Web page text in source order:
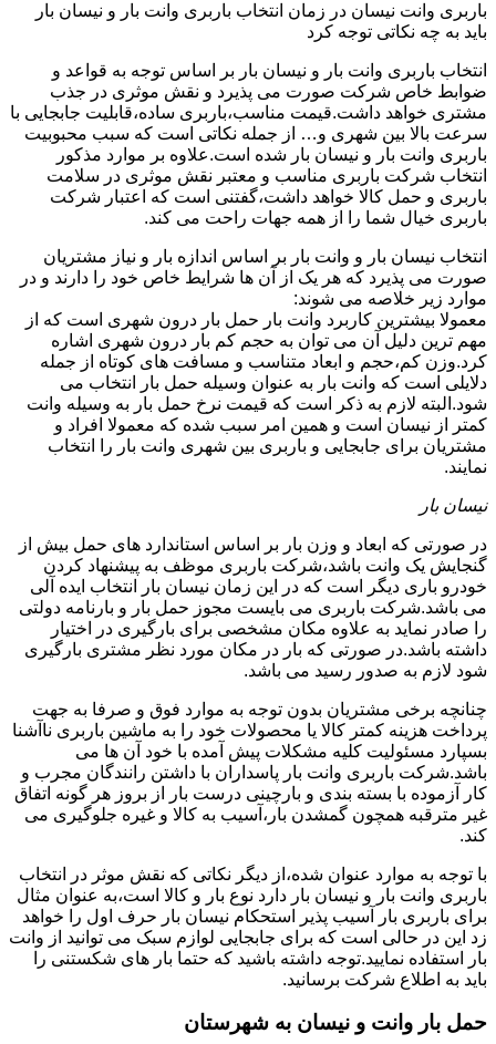
باربری وانت نیسان در زمان انتخاب باربری وانت بار و نیسان بار
باید به چه نکاتی توجه کرد
انتخاب باربری وانت بار و نیسان بار بر اساس توجه به قواعد و
ضوابط خاص شرکت صورت می پذیرد و نقش موثری در جذب
مشتری خواهد داشت.قیمت مناسب،باربری ساده،قابلیت جابجایی با
سرعت بالا بین شهری و… از جمله نکاتی است که سبب محبوبیت
باربری وانت بار و نیسان بار شده است.علاوه بر موارد مذکور
انتخاب شرکت باربری مناسب و معتبر نقش موثری در سلامت
باربری و حمل کالا خواهد داشت،گفتنی است که اعتبار شرکت
باربری خیال شما را از همه جهات راحت می کند.
انتخاب نیسان بار و وانت بار بر اساس اندازه بار و نیاز مشتریان
صورت می پذیرد که هر یک از آن ها شرایط خاص خود را دارند و در
موارد زیر خلاصه می شوند:
معمولا بیشترین کاربرد وانت بار حمل بار درون شهری است که از
مهم ترین دلیل آن می توان به حجم کم بار درون شهری اشاره
کرد.وزن کم،حجم و ابعاد متناسب و مسافت های کوتاه از جمله
دلایلی است که وانت بار به عنوان وسیله حمل بار انتخاب می
شود.البته لازم به ذکر است که قیمت نرخ حمل بار به وسیله وانت
کمتر از نیسان است و همین امر سبب شده که معمولا افراد و
مشتریان برای جابجایی و باربری بین شهری وانت بار را انتخاب
نمایند.
نیسان بار
در صورتی که ابعاد و وزن بار بر اساس استاندارد های حمل بیش از
گنجایش یک وانت باشد،شرکت باربری موظف به پیشنهاد کردن
خودرو باری دیگر است که در این زمان نیسان بار انتخاب ایده آلی
می باشد.شرکت باربری می بایست مجوز حمل بار و بارنامه دولتی
را صادر نماید به علاوه مکان مشخصی برای بارگیری در اختیار
داشته باشد.در صورتی که بار در مکان مورد نظر مشتری بارگیری
شود لازم به صدور رسید می باشد.
چنانچه برخی مشتریان بدون توجه به موارد فوق و صرفا به جهت
پرداخت هزینه کمتر کالا یا محصولات خود را به ماشین باربری ناآشنا
بسپارد مسئولیت کلیه مشکلات پیش آمده با خود آن ها می
باشد.شرکت باربری وانت بار پاسداران با داشتن رانندگان مجرب و
کار آزموده با بسته بندی و بارچینی درست بار از بروز هر گونه اتفاق
غیر مترقبه همچون گمشدن بار،آسیب به کالا و غیره جلوگیری می
کند.
با توجه به موارد عنوان شده،از دیگر نکاتی که نقش موثر در انتخاب
باربری وانت بار و نیسان بار دارد نوع بار و کالا است،به عنوان مثال
برای باربری بار آسیب پذیر استحکام نیسان بار حرف اول را خواهد
زد این در حالی است که برای جابجایی لوازم سبک می توانید از وانت
بار استفاده نمایید.توجه داشته باشید که حتما بار های شکستنی را
باید به اطلاع شرکت برسانید.
حمل بار وانت و نیسان به شهرستان